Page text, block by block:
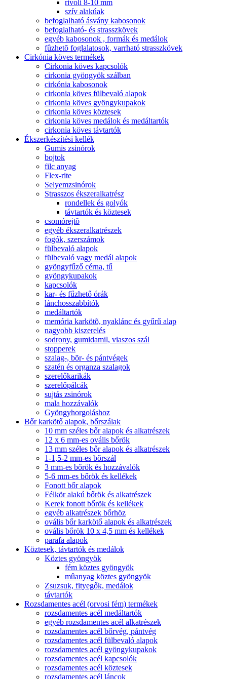
rivoli 8-10 mm
szív alakúak
befoglalható ásvány kabosonok
befoglalható- és strasszkövek
egyéb kabosonok , formák és medálok
fûzhetõ foglalatosok, varrható strasszkövek
Cirkónia köves termékek
Cirkonia köves kapcsolók
cirkonia gyöngyök szálban
cirkónia kabosonok
cirkonia köves fülbevaló alapok
cirkonia köves gyöngykupakok
cirkonia köves köztesek
cirkonia köves medálok és medáltartók
cirkonia köves távtartók
Ékszerkészítési kellék
Gumis zsinórok
bojtok
filc anyag
Flex-rite
Selyemzsinórok
Strasszos ékszeralkatrész
rondellek és golyók
távtartók és köztesek
csomórejtõ
egyéb ékszeralkatrészek
fogók, szerszámok
fülbevaló alapok
fülbevaló vagy medál alapok
gyöngyfűző cérna, tű
gyöngykupakok
kapcsolók
kar- és fűzhető órák
lánchosszabbítók
medáltartók
memória karkötõ, nyaklánc és gyűrű alap
nagyobb kiszerelés
sodrony, gumidamil, viaszos szál
stopperek
szalag-, bõr- és pántvégek
szatén és organza szalagok
szerelőkarikák
szerelőpálcák
sujtás zsinórok
mala hozzávalók
Gyöngyhorgoláshoz
Bőr karkötő alapok, bőrszálak
10 mm széles bőr alapok és alkatrészek
12 x 6 mm-es ovális bőrök
13 mm széles bőr alapok és alkatrészek
1-1,5-2 mm-es bõrszál
3 mm-es bőrök és hozzávalók
5-6 mm-es bőrök és kellékek
Fonott bőr alapok
Félkör alakú bőrök és alkatrészek
Kerek fonott bőrök és kellékek
egyéb alkatrészek bőrhöz
ovális bőr karkötő alapok és alkatrészek
ovális bőrök 10 x 4,5 mm és kellékek
parafa alapok
Köztesek, távtartók és medálok
Köztes gyöngyök
fém köztes gyöngyök
mûanyag köztes gyöngyök
Zsuzsuk, fityegők, medálok
távtartók
Rozsdamentes acél (orvosi fém) termékek
rozsdamentes acél medáltartók
egyéb rozsdamentes acél alkatrészek
rozsdamentes acél bőrvég, pántvég
rozsdamentes acél fülbevaló alapok
rozsdamentes acél gyöngykupakok
rozsdamentes acél kapcsolók
rozsdamentes acél köztesek
rozsdamentes acél láncok